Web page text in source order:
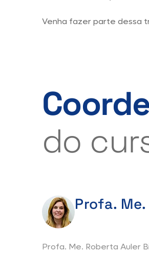
Venha fazer parte dessa
do
Profa.
Profa. Me. Roberta Auler